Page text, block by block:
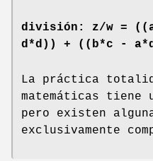
división: z/w =
d*d)) + ((b*c -
La práctica
matemáticas tiene
pero existen
exclusivamente